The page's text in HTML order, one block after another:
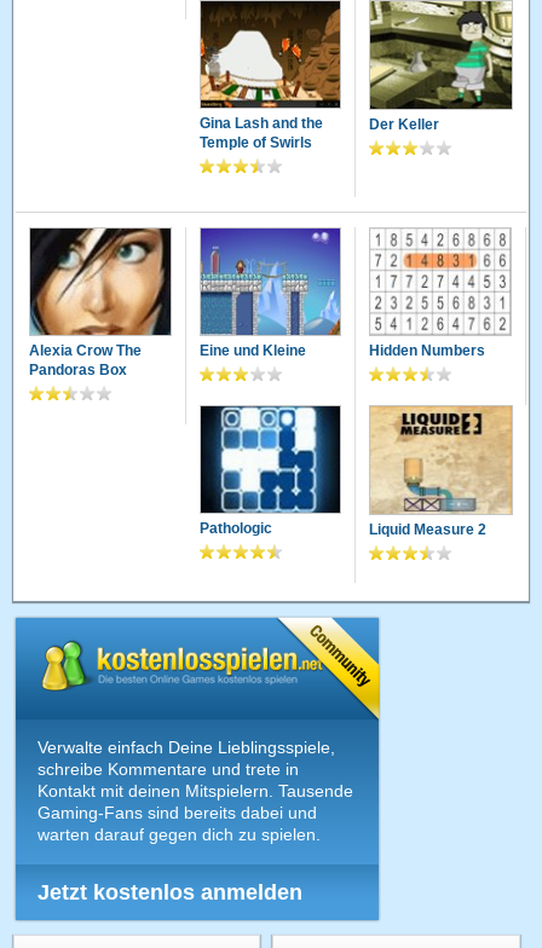
Gina Lash and the
Temple of Swirls
Der Keller
Alexia Crow The
Pandoras Box
Eine und Kleine Hidden Numbers
Pathologic Liquid Measure 2
Verwalte einfach Deine Lieblingsspiele,
schreibe Kommentare und trete in
Kontakt mit deinen Mitspielern. Tausende
Gaming-Fans sind bereits dabei und
warten darauf gegen dich zu spielen.
Jetzt kostenlos anmelden